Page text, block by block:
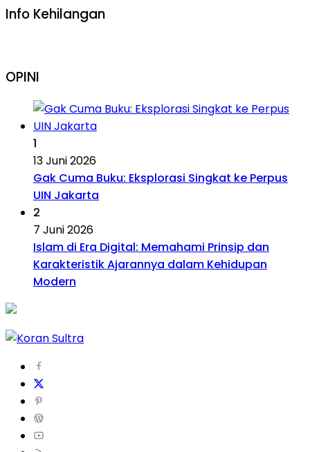
Info Kehilangan
OPINI
1
13 Juni 2026
Gak Cuma Buku: Eksplorasi Singkat ke Perpus
UIN Jakarta
2
7 Juni 2026
Islam di Era Digital: Memahami Prinsip dan
Karakteristik Ajarannya dalam Kehidupan
Modern